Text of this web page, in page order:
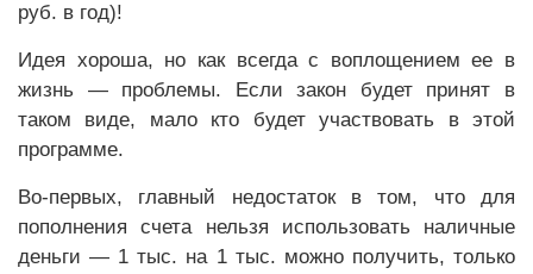
руб. в год)!
Идея хороша, но как всегда с воплощением ее в
жизнь — проблемы. Если закон будет принят в
таком виде, мало кто будет участвовать в этой
программе.
Во-первых, главный недостаток в том, что для
пополнения счета нельзя использовать наличные
деньги — 1 тыс. на 1 тыс. можно получить, только